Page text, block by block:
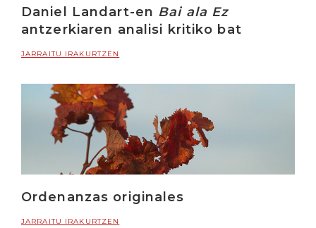
Daniel Landart-en Bai ala Ez
antzerkiaren analisi kritiko bat
JARRAITU IRAKURTZEN
Ordenanzas originales
JARRAITU IRAKURTZEN